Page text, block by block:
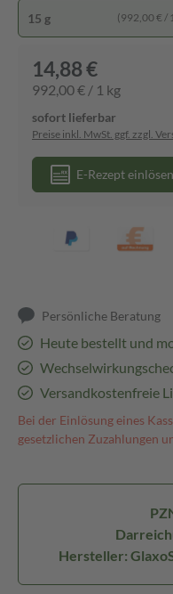
15 g (992,00 € /
14,88 €
992,00 € / 1 kg
sofort lieferbar
Preise inkl. MwSt. ggf. zzgl.
E-Rezept einlösen
Persönliche Beratung
Heute bestellt und
Versandkostenfreie
Bei der Einlösung eines
gesetzlichen Zuzahlungen
Hersteller: